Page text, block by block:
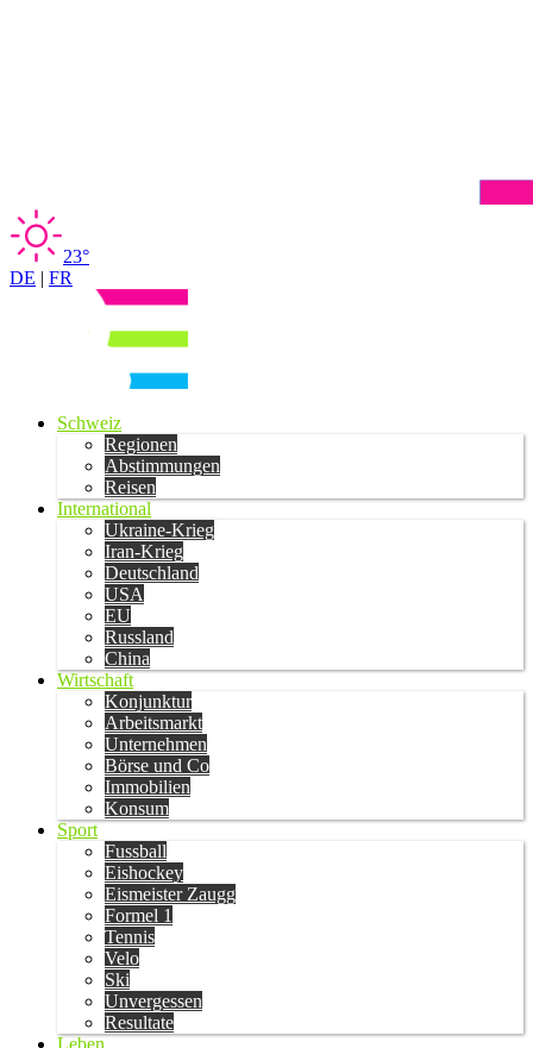
23°
DE | FR
Schweiz
Regionen
Abstimmungen
Reisen
International
Ukraine-Krieg
Iran-Krieg
Deutschland
USA
EU
Russland
China
Wirtschaft
Konjunktur
Arbeitsmarkt
Unternehmen
Börse und Co
Immobilien
Konsum
Sport
Fussball
Eishockey
Eismeister Zaugg
Formel 1
Tennis
Velo
Ski
Unvergessen
Resultate
Leben